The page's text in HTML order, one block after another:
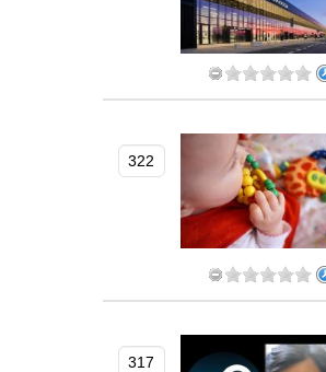
322
317